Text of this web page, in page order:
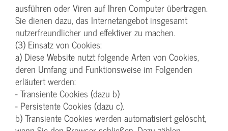
ausführen oder Viren auf Ihren Computer übertragen.
Sie dienen dazu, das Internetangebot insgesamt
nutzerfreundlicher und effektiver zu machen.
(3) Einsatz von Cookies:
a) Diese Website nutzt folgende Arten von Cookies,
deren Umfang und Funktionsweise im Folgenden
erläutert werden:
- Transiente Cookies (dazu b)
- Persistente Cookies (dazu c).
b) Transiente Cookies werden automatisiert gelöscht,